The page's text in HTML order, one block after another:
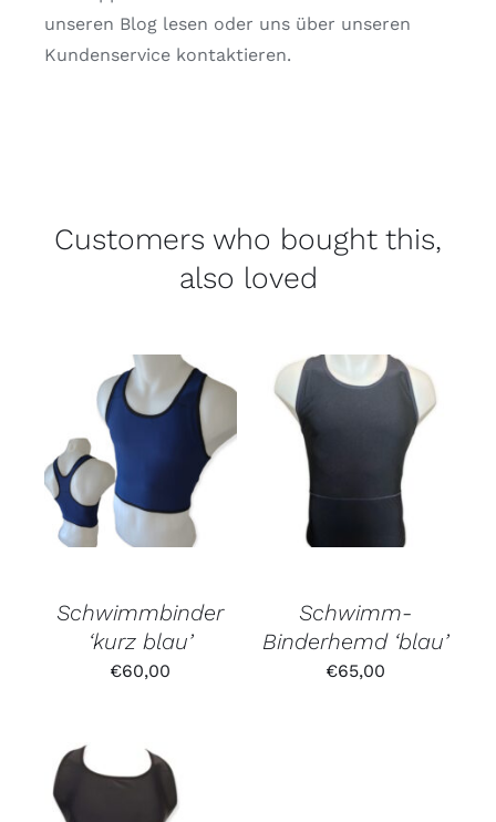
unseren Blog lesen oder uns über unseren
Kundenservice kontaktieren.
Customers who bought this,
also loved
Bewertet
mit3.67
von 5
Schwimmbinder
‘kurz blau’
€60,00
Schwimm-
Binderhemd ‘blau’
€65,00